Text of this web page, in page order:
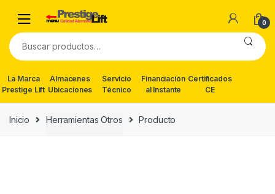
navigation
content
0
Buscar
por:
La Marca
Prestige Lift
Almacenes
Ubicaciones
Servicio
Técnico
Financiación
al Instante
Certificados
CE
Inicio Herramientas Otros Producto